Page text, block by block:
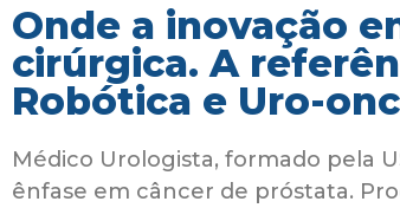
Onde a inovação
cirúrgica. A
Robótica e Uro-
Médico Urologista, formado pela
ênfase em câncer de próstata.